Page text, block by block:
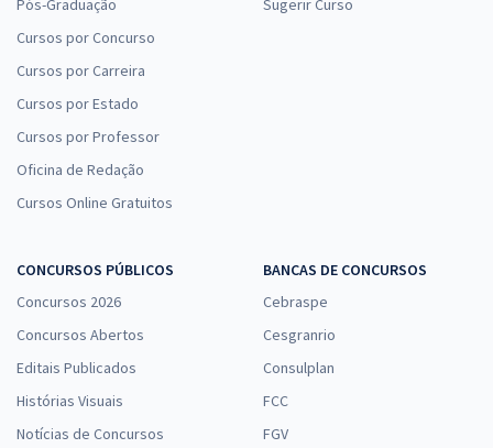
Pós-Graduação
Cursos por Concurso
Cursos por Carreira
Cursos por Estado
Cursos por Professor
Oficina de Redação
Cursos Online Gratuitos
Sugerir Curso
CONCURSOS PÚBLICOS
Concursos 2026
Concursos Abertos
Editais Publicados
Histórias Visuais
Notícias de Concursos
BANCAS DE CONCURSOS
Cebraspe
Cesgranrio
Consulplan
FCC
FGV